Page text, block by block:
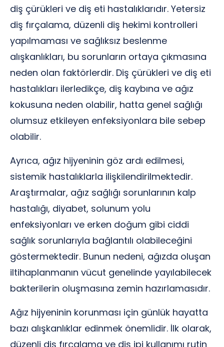
diş çürükleri ve diş eti hastalıklarıdır. Yetersiz
diş fırçalama, düzenli diş hekimi kontrolleri
yapılmaması ve sağlıksız beslenme
alışkanlıkları, bu sorunların ortaya çıkmasına
neden olan faktörlerdir. Diş çürükleri ve diş eti
hastalıkları ilerledikçe, diş kaybına ve ağız
kokusuna neden olabilir, hatta genel sağlığı
olumsuz etkileyen enfeksiyonlara bile sebep
olabilir.
Ayrıca, ağız hijyeninin göz ardı edilmesi,
sistemik hastalıklarla ilişkilendirilmektedir.
Araştırmalar, ağız sağlığı sorunlarının kalp
hastalığı, diyabet, solunum yolu
enfeksiyonları ve erken doğum gibi ciddi
sağlık sorunlarıyla bağlantılı olabileceğini
göstermektedir. Bunun nedeni, ağızda oluşan
iltihaplanmanın vücut genelinde yayılabilecek
bakterilerin oluşmasına zemin hazırlamasıdır.
Ağız hijyeninin korunması için günlük hayatta
bazı alışkanlıklar edinmek önemlidir. İlk olarak,
düzenli diş fırçalama ve diş ipi kullanımı rutin